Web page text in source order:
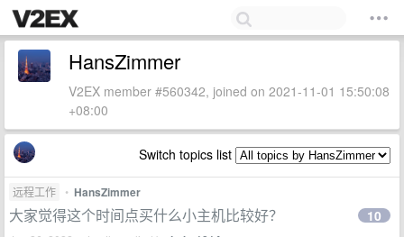
HansZimmer
V2EX member #560342, joined on 2021-11-01 15:50:08
+08:00
Switch topics list
远程工作 • HansZimmer
大家觉得这个时间点买什么小主机比较好？ 10